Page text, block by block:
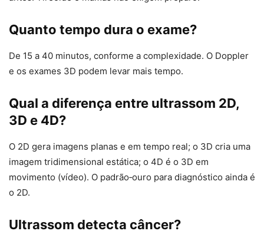
Quanto tempo dura o exame?
De 15 a 40 minutos, conforme a complexidade. O Doppler
e os exames 3D podem levar mais tempo.
Qual a diferença entre ultrassom 2D,
3D e 4D?
O 2D gera imagens planas e em tempo real; o 3D cria uma
imagem tridimensional estática; o 4D é o 3D em
movimento (vídeo). O padrão‑ouro para diagnóstico ainda é
o 2D.
Ultrassom detecta câncer?